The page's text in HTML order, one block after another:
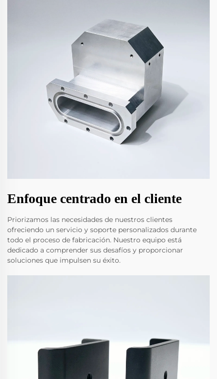
Enfoque centrado en el cliente
Priorizamos las necesidades de nuestros clientes
ofreciendo un servicio y soporte personalizados durante
todo el proceso de fabricación. Nuestro equipo está
dedicado a comprender sus desafíos y proporcionar
soluciones que impulsen su éxito.